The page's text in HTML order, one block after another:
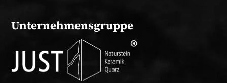
Unternehmensgruppe